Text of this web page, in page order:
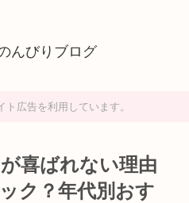
んびりブログ
広告を利用しています。
喜ばれない理由
ク？年代別おす